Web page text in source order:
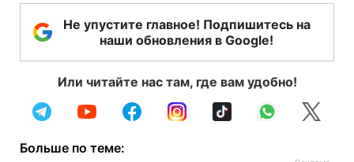
Не упустите главное! Подпишитесь на
наши обновления в Google!
Или читайте нас там, где вам удобно!
Больше по теме: